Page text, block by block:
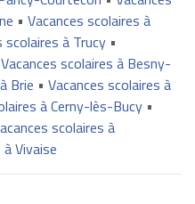
• Vacances scolaires à
scolaires à Trucy•
Vacances scolaires à Besny-
Brie • Vacances scolaires à
à Cerny-lès-Bucy•
scolaires à
Vivaise